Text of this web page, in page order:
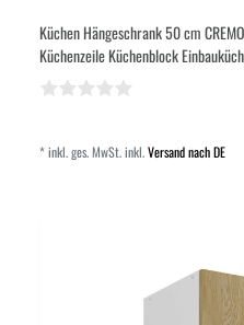
Küchen Hängeschrank 50 cm
Küchenzeile Küchenblock
*inkl. ges. MwSt.inkl.Versand nach DE